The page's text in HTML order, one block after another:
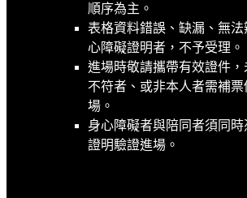
順序為主。
表格資料錯誤、缺漏、無
心障礙證明者，不予受理。
進場時敬請攜帶有效證件
不符者、或非本人者需補票
場。
身心障礙者與陪同者須同
證明驗證進場。